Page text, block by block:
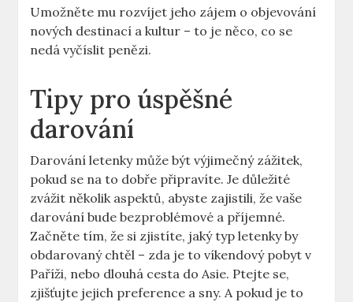
Umožněte mu rozvíjet jeho zájem o objevování
nových destinací a kultur – to je něco, co se
nedá vyčíslit penězi.
Tipy pro úspěšné
darování
Darování letenky může být výjimečný zážitek,
pokud se na to dobře připravíte. Je důležité
zvážit několik aspektů, abyste zajistili, že vaše
darování bude bezproblémové a příjemné.
Začněte tím, že si zjistíte, jaký typ letenky by
obdarovaný chtěl – zda je to víkendový pobyt v
Paříži, nebo dlouhá cesta do Asie. Ptejte se,
zjišťujte jejich preference a sny. A pokud je to